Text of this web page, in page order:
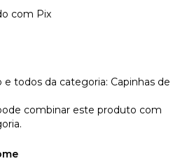
com Pix
todos da categoria: Capinhas de
combinar este produto com